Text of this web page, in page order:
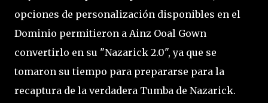
opciones de personalización disponibles en el
Dominio permitieron a Ainz Ooal Gown
convertirlo en su "Nazarick 2.0", ya que se
tomaron su tiempo para prepararse para la
recaptura de la verdadera Tumba de Nazarick.